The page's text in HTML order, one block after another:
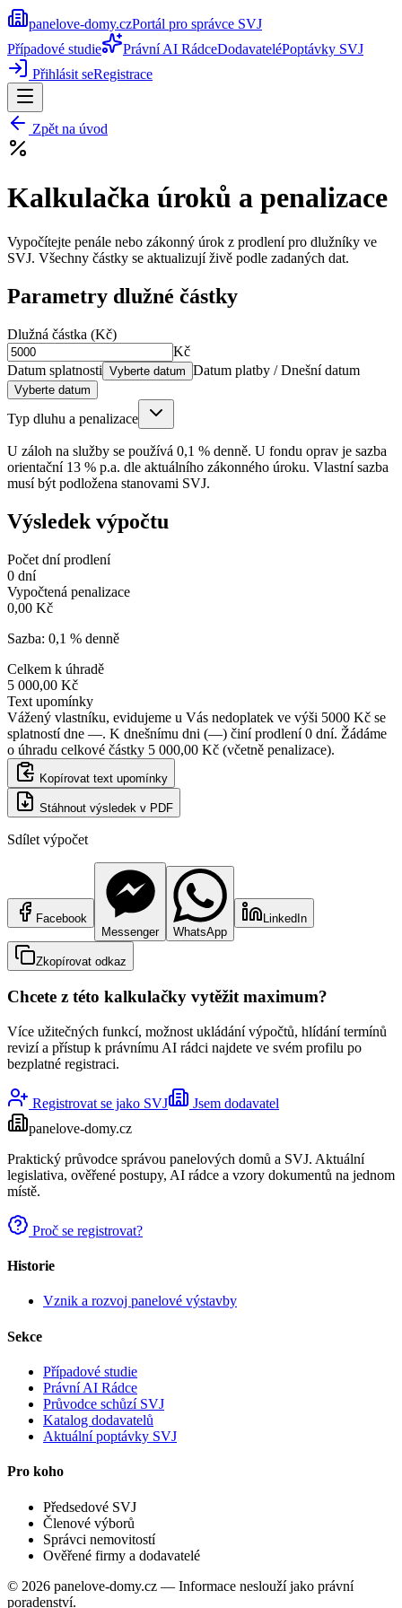
panelove-domy.czPortál pro správce SVJ
Případové studie
Právní AI RádceDodavateléPoptávky SVJ
Přihlásit seRegistrace
Zpět na úvod
Kalkulačka úroků a penalizace
Vypočítejte penále nebo zákonný úrok z prodlení pro dlužníky ve
SVJ. Všechny částky se aktualizují živě podle zadaných dat.
Parametry dlužné částky
Dlužná částka (Kč)
Kč
Datum splatnosti Vyberte datum Datum platby / Dnešní datum
Vyberte datum
Typ dluhu a penalizace
U záloh na služby se používá 0,1 % denně. U fondu oprav je sazba
orientační 13 % p.a. dle aktuálního zákonného úroku. Vlastní sazba
musí být podložena stanovami SVJ.
Výsledek výpočtu
Počet dní prodlení
0 dní
Vypočtená penalizace
0,00 Kč
Sazba: 0,1 % denně
Celkem k úhradě
5 000,00 Kč
Text upomínky
Vážený vlastníku, evidujeme u Vás nedoplatek ve výši 5000 Kč se
splatností dne —. K dnešnímu dni (—) činí prodlení 0 dní. Žádáme
o úhradu celkové částky 5 000,00 Kč (včetně penalizace).
Kopírovat text upomínky
Stáhnout výsledek v PDF
Sdílet výpočet
Facebook
Messenger
WhatsApp
LinkedIn
Zkopírovat odkaz
Chcete z této kalkulačky vytěžit maximum?
Více užitečných funkcí, možnost ukládání výpočtů, hlídání termínů
revizí a přístup k právnímu AI rádci najdete ve svém profilu po
bezplatné registraci.
Registrovat se jako SVJ
Jsem dodavatel
panelove-domy.cz
Praktický průvodce správou panelových domů a SVJ. Aktuální
legislativa, ověřené postupy, AI rádce a vzory dokumentů na jednom
místě.
Proč se registrovat?
Historie
Vznik a rozvoj panelové výstavby
Sekce
Případové studie
Právní AI Rádce
Průvodce schůzí SVJ
Katalog dodavatelů
Aktuální poptávky SVJ
Pro koho
Předsedové SVJ
Členové výborů
Správci nemovitostí
Ověřené firmy a dodavatelé
© 2026 panelove-domy.cz — Informace neslouží jako právní
poradenství.